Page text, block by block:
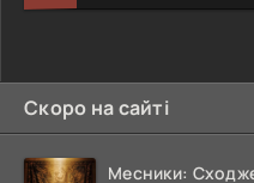
Скоро на сайті
Месники: